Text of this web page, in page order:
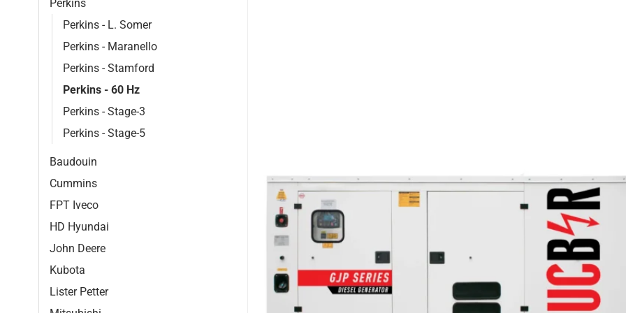
Perkins
Perkins - L. Somer
Perkins - Maranello
Perkins - Stamford
Perkins - 60 Hz
Perkins - Stage-3
Perkins - Stage-5
Baudouin
Cummins
FPT Iveco
HD Hyundai
John Deere
Kubota
Lister Petter